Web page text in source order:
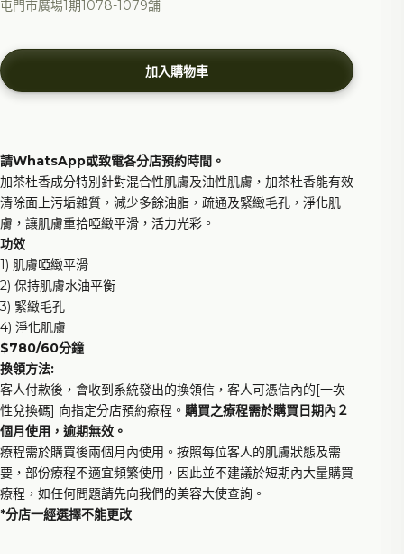
屯門市廣場1期1078-1079舖
加入購物車
請WhatsApp或致電各分店預約時間。
加茶杜香成分特別針對混合性肌膚及油性肌膚，加茶杜香能有效
清除面上污垢雜質，減少多餘油脂，疏通及緊緻毛孔，淨化肌
膚，讓肌膚重拾啞緻平滑，活力光彩。
功效
1) 肌膚啞緻平滑
2) 保持肌膚水油平衡
3) 緊緻毛孔
4) 淨化肌膚
$780/60分鐘
換領方法:
客人付款後，會收到系統發出的換領信，客人可憑信內的[一次
性兌換碼] 向指定分店預約療程。 購買之療程需於購買日期內２
個月使用，逾期無效。
療程需於購買後兩個月內使用。按照每位客人的肌膚狀態及需
要，部份療程不適宜頻繁使用，因此並不建議於短期內大量購買
療程，如任何問題請先向我們的美容大使查詢。
*分店一經選擇不能更改